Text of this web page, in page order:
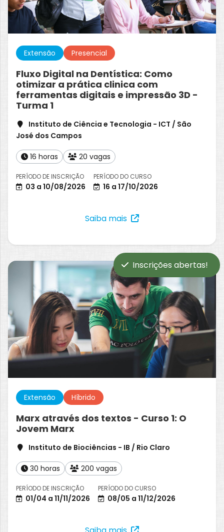
Extensão Presencial
Fluxo Digital na Dentística: Como
otimizar a prática clinica com
ferramentas digitais e impressão 3D -
Turma 1
Instituto de Ciência e Tecnologia - ICT / São
José dos Campos
16 horas 20 vagas
PERÍODO DE INSCRIÇÃO
03 a 10/08/2026
PERÍODO DO CURSO
16 a 17/10/2026
Saiba mais
Inscrições abertas!
Extensão Híbrido
Marx através dos textos - Curso 1: O
Jovem Marx
Instituto de Biociências - IB / Rio Claro
30 horas 200 vagas
PERÍODO DE INSCRIÇÃO
01/04 a 11/11/2026
PERÍODO DO CURSO
08/05 a 11/12/2026